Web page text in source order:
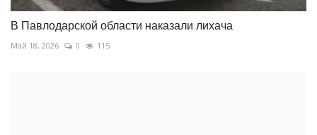
В Павлодарской области наказали лихача
Май 18, 2026 0 115